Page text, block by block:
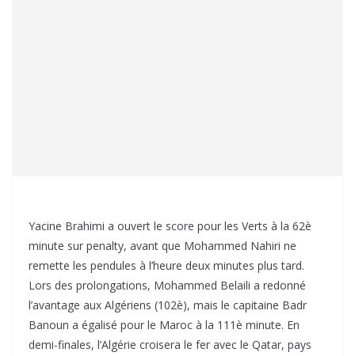
Yacine Brahimi a ouvert le score pour les Verts à la 62è
minute sur penalty, avant que Mohammed Nahiri ne
remette les pendules à l’heure deux minutes plus tard.
Lors des prolongations, Mohammed Belaili a redonné
l’avantage aux Algériens (102è), mais le capitaine Badr
Banoun a égalisé pour le Maroc à la 111è minute. En
demi-finales, l’Algérie croisera le fer avec le Qatar, pays